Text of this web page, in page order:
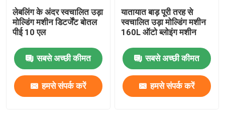
लेबलिंग के अंदर स्वचालित उड़ा
मोल्डिंग मशीन डिटर्जेंट बोतल
पीई 10 एल
सबसे अच्छी कीमत
हमसे संपर्क करें
यातायात बाड़ पूरी तरह से
स्वचालित उड़ा मोल्डिंग मशीन
160L ऑटो ब्लोइंग मशीन
सबसे अच्छी कीमत
हमसे संपर्क करें